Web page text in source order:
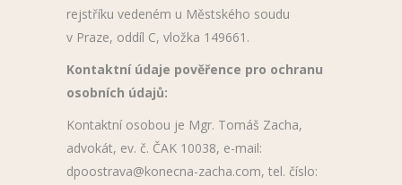
rejstříku vedeném u Městského soudu
v Praze, oddíl C, vložka 149661.
Kontaktní údaje pověřence pro ochranu
osobních údajů:
Kontaktní osobou je Mgr. Tomáš Zacha,
advokát, ev. č. ČAK 10038, e-mail:
dpoostrava@konecna-zacha.com, tel. číslo: